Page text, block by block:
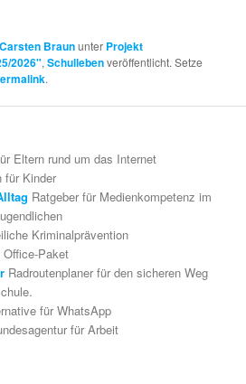
Carsten Braununter Projekt
2026",Schullebenveröffentlicht. Setze
.
Eltern rund um das Internet
für Kinder
Ratgeber für Medienkompetenz im
Kriminalprävention
Paket
Radroutenplaner für den sicheren Weg
für WhatsApp
für Arbeit